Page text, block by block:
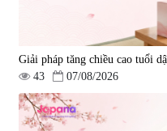
Giải pháp tăng chiều cao tuổi
43
07/08/2026